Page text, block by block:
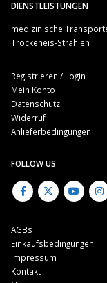
DIENSTLEISTUNGEN
medizinische
Trockeneis-Strahlen
Registrieren / Login
Mein Konto
Datenschutz
Widerruf
Anlieferbedingungen
FOLLOW US
AGBs
Einkaufsbedingungen
Impressum
Kontakt